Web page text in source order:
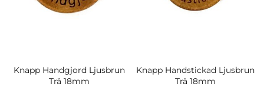
Knapp Handgjord Ljusbrun
Trä 18mm
Knapp Handstickad Ljusbrun
Trä 18mm